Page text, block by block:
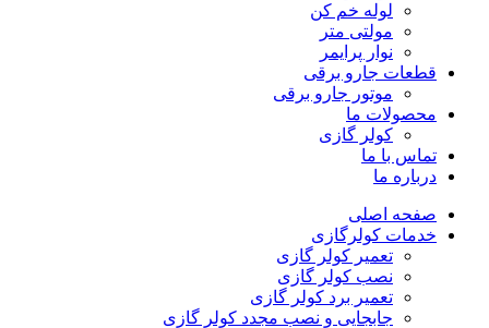
لوله خم کن
مولتی متر
نوار پرایمر
قطعات جارو برقی
موتور جارو برقی
محصولات ما
کولر گازی
تماس با ما
درباره ما
صفحه اصلی
خدمات کولرگازی
تعمیر کولر گازی
نصب کولر گازی
تعمیر برد کولر گازی
جابجایی و نصب مجدد کولر گازی